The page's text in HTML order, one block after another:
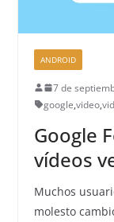
ANDROID
7 de
google,video,
Google
vídeos
Muchos
molesto